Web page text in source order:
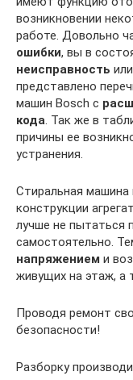
возникновении
работе. Довольно
ошибки, вы в
неисправность
представлено
машин Bosch с
кода . Так же в
причины ее
устранения.
Стиральная
конструкции
лучше не пытаться
самостоятельно.
напряжением и
живущих на этаж, а
Проводя ремонт
безопасности!
Разборку